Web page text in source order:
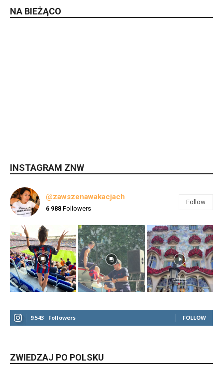
NA BIEŻĄCO
INSTAGRAM ZNW
@zawszenawakacjach
6 988 Followers
Follow
9,543 Followers FOLLOW
ZWIEDZAJ PO POLSKU